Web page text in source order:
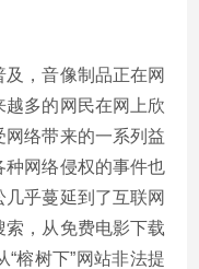
，音像制品正在网
多的网民在网上欣
络带来的一系列益
种网络侵权的事件也
乎蔓延到了互联网
，从免费电影下载
榕树下”网站非法提